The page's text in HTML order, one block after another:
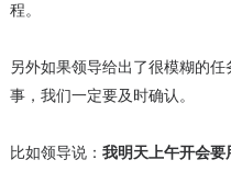
程。
另外如果领导给出了很模糊的
事，我们一定要及时确认。
比如领导说： 我明天上午开会要